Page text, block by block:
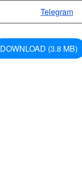
Telegram
DOWNLOAD (3.8 MB)